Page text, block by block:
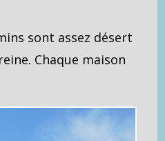
sont assez désert
Chaque maison